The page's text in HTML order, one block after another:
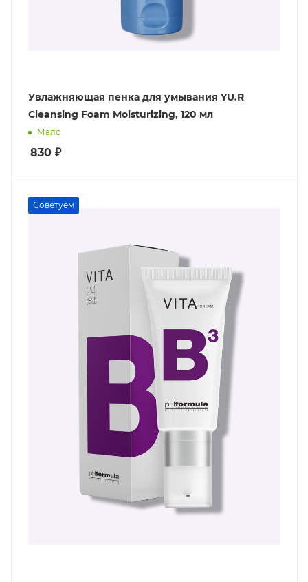
Увлажняющая пенка для умывания YU.R
Cleansing Foam Moisturizing, 120 мл
Мало
830 ₽
Советуем